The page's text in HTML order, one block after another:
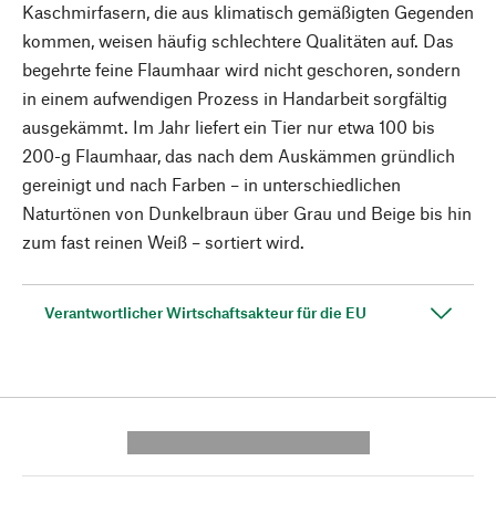
Kaschmirfasern, die aus klimatisch gemäßigten Gegenden
kommen, weisen häufig schlechtere Qualitäten auf. Das
begehrte feine Flaumhaar wird nicht geschoren, sondern
in einem aufwendigen Prozess in Handarbeit sorgfältig
ausgekämmt. Im Jahr liefert ein Tier nur etwa 100 bis
200-g Flaumhaar, das nach dem Auskämmen gründlich
gereinigt und nach Farben – in unterschiedlichen
Naturtönen von Dunkelbraun über Grau und Beige bis hin
zum fast reinen Weiß – sortiert wird.
Verantwortlicher Wirtschaftsakteur für die EU